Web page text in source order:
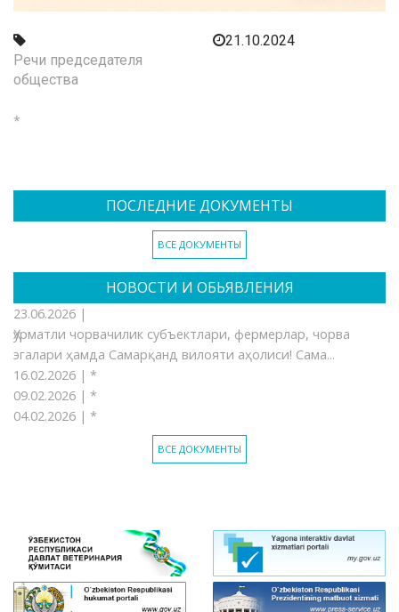
Речи председателя
общества
21.10.2024
*
ПОСЛЕДНИЕ ДОКУМЕНТЫ
ВСЕ ДОКУМЕНТЫ
НОВОСТИ И ОБЬЯВЛЕНИЯ
23.06.2026 |
Ҳурматли чорвачилик субъектлари, фермерлар, чорва
эгалари ҳамда Самарқанд вилояти аҳолиси! Сама...
16.02.2026 | *
09.02.2026 | *
04.02.2026 | *
ВСЕ ДОКУМЕНТЫ